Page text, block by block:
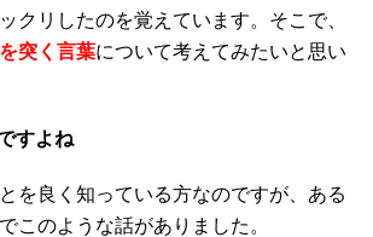
クリしたのを覚えています。そこで、
突く言葉について考えてみたいと思い
すよね
を良く知っている方なのですが、ある
このような話がありました。